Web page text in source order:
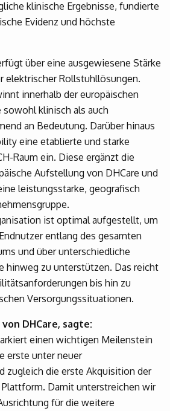
klinische Ergebnisse, fundierte
Evidenz und höchste
über eine ausgewiesene Stärke
elektrischer Rollstuhllösungen.
innerhalb der europäischen
klinisch als auch
an Bedeutung. Darüber hinaus
eine etablierte und starke
Raum ein. Diese ergänzt die
Aufstellung von DHCare und
leistungsstarke, geografisch
ist optimal aufgestellt, um
entlang des gesamten
und über unterschiedliche
hinweg zu unterstützen. Das reicht
bis hin zu
Versorgungssituationen.
DHCare, sagte:
einen wichtigen Meilenstein
erste unter neuer
zugleich die erste Akquisition der
Damit unterstreichen wir
für die weitere